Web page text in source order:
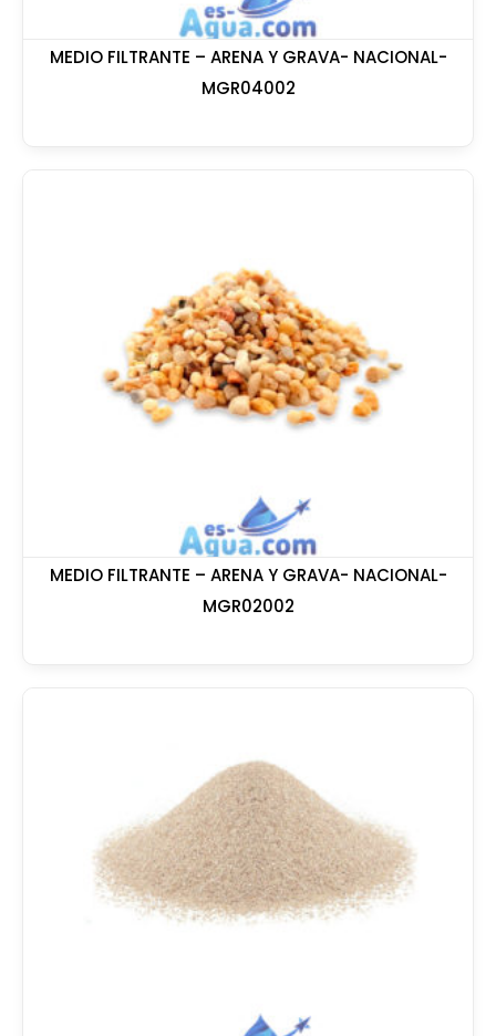
MEDIO FILTRANTE – ARENA Y GRAVA- NACIONAL-
MGR04002
MEDIO FILTRANTE – ARENA Y GRAVA- NACIONAL-
MGR02002